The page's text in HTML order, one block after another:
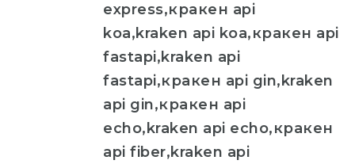
express,кракен api
koa,kraken api koa,кракен api
fastapi,kraken api
fastapi,кракен api gin,kraken
api gin,кракен api
echo,kraken api echo,кракен
api fiber,kraken api